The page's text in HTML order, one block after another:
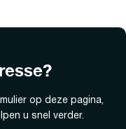
op deze pagina,
u snel verder.